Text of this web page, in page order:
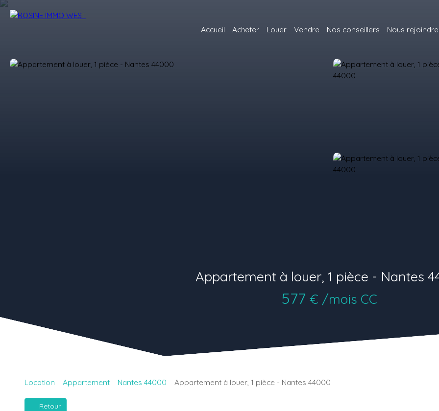
Accueil Acheter Louer Vendre Nos conseillers Nous rejoindre
Appartement à louer, 1 pièce - Nantes
577 € /mois CC
Location Appartement Nantes 44000 Appartement à louer, 1 pièce - Nantes 44000
Retour